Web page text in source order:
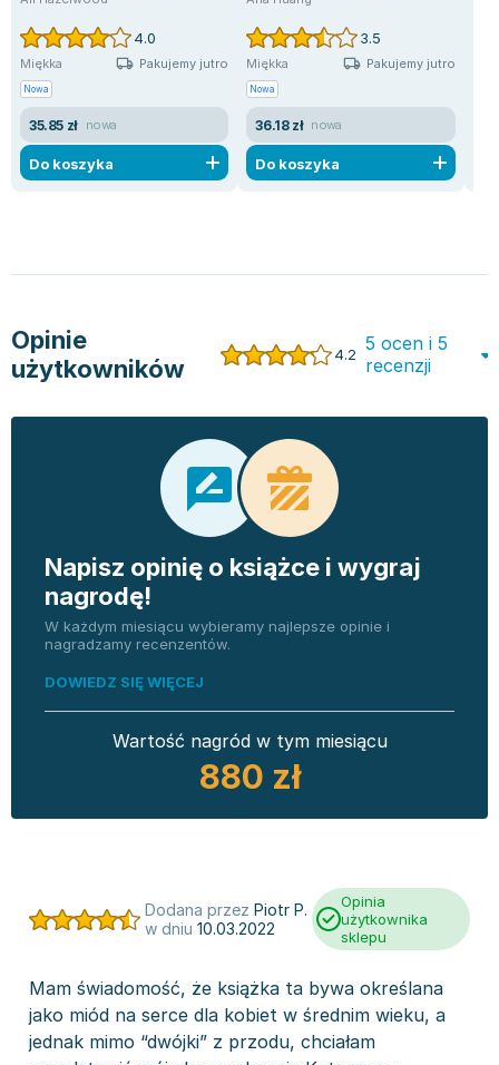
4.0
Miękka Pakujemy jutro
Nowa
35.85 zł nowa
Do koszyka
3.5
Miękka Pakujemy jutro
Nowa
36.18 zł nowa
Do koszyka
Opinie
użytkowników
4.2 5 ocen i 5
recenzji
Napisz opinię o książce i wygraj
nagrodę!
W każdym miesiącu wybieramy najlepsze opinie i
nagradzamy recenzentów.
DOWIEDZ SIĘ WIĘCEJ
Wartość nagród w tym miesiącu
880 zł
Dodana przez Piotr P.
w dniu 10.03.2022
Opinia
użytkownika
sklepu
Mam świadomość, że książka ta bywa określana
jako miód na serce dla kobiet w średnim wieku, a
jednak mimo “dwójki” z przodu, chciałam